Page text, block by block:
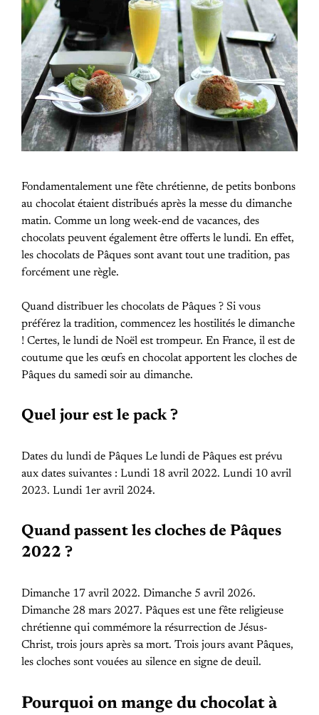
Fondamentalement une fête chrétienne, de petits bonbons
au chocolat étaient distribués après la messe du dimanche
matin. Comme un long week-end de vacances, des
chocolats peuvent également être offerts le lundi. En effet,
les chocolats de Pâques sont avant tout une tradition, pas
forcément une règle.
Quand distribuer les chocolats de Pâques ? Si vous
préférez la tradition, commencez les hostilités le dimanche
! Certes, le lundi de Noël est trompeur. En France, il est de
coutume que les œufs en chocolat apportent les cloches de
Pâques du samedi soir au dimanche.
Quel jour est le pack ?
Dates du lundi de Pâques Le lundi de Pâques est prévu
aux dates suivantes : Lundi 18 avril 2022. Lundi 10 avril
2023. Lundi 1er avril 2024.
Quand passent les cloches de Pâques
2022 ?
Dimanche 17 avril 2022. Dimanche 5 avril 2026.
Dimanche 28 mars 2027. Pâques est une fête religieuse
chrétienne qui commémore la résurrection de Jésus-
Christ, trois jours après sa mort. Trois jours avant Pâques,
les cloches sont vouées au silence en signe de deuil.
Pourquoi on mange du chocolat à